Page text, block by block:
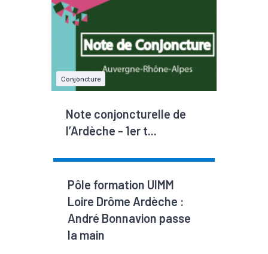
Conjoncture
Note conjoncturelle de
l’Ardèche - 1er t...
Pôle formation UIMM
Loire Drôme Ardèche :
André Bonnavion passe
la main